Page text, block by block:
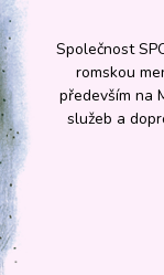
Společnost
romskou
především na
služeb a